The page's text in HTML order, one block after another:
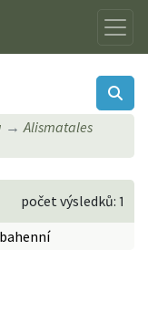
Alismatales
počet výsledků: 1